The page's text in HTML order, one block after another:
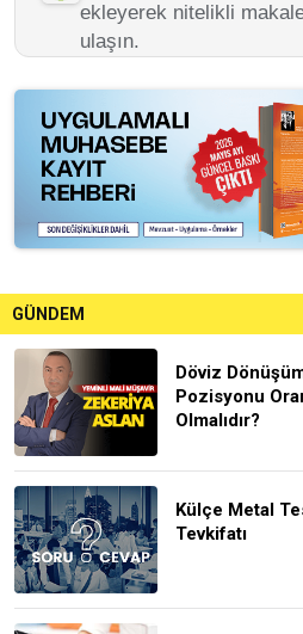
ekleyerek nitelikli
ulaşın.
GÜNDEM
Döviz
Pozisyonu
Olmalıdır?
Külçe Metal
Tevkifatı